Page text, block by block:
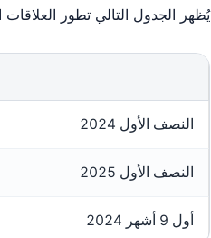
يُظهر الجدول التالي تطور العلاقات
النصف الأول 2024
النصف الأول 2025
أول 9 أشهر 2024